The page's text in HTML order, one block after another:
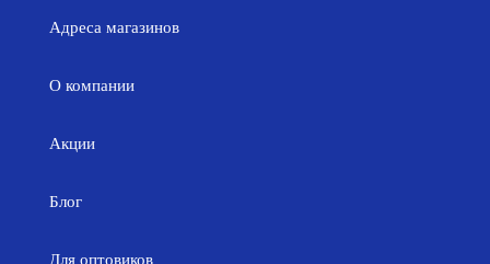
Адреса магазинов
О компании
Акции
Блог
Для оптовиков